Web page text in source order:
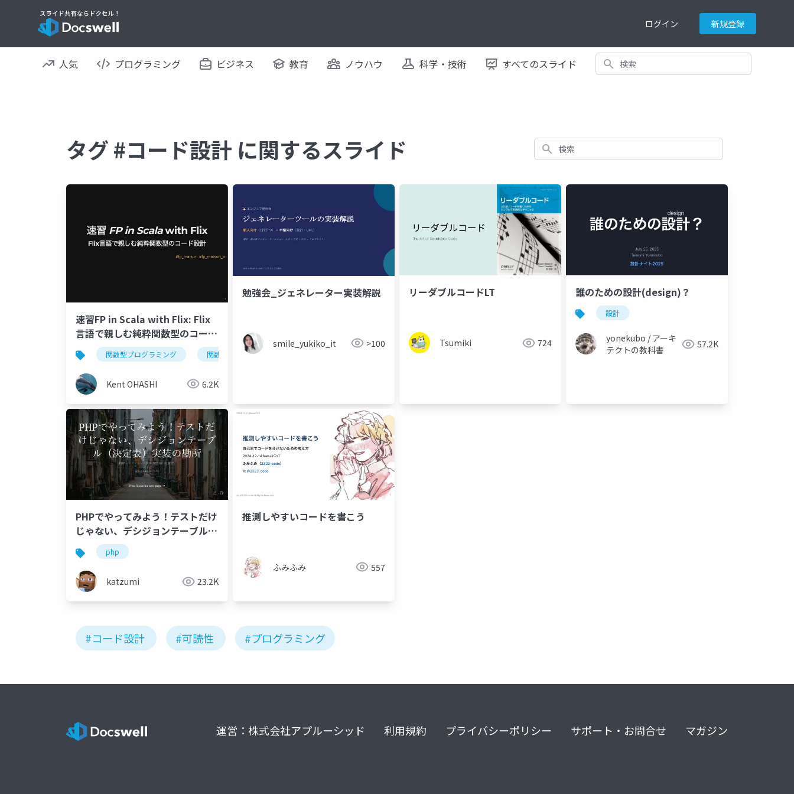
ログイン 新規登録
人気 プログラミング ビジネス 教育 ノウハウ 科学・技術 すべてのスライド 検索
タグ #コード設計 に関するスライド 検索
速習FP in Scala with Flix: Flix
言語で親しむ純粋関数型のコード
設計
関数型プログラミング 関数型言語
Kent OHASHI 6.2K
勉強会_ジェネレーター実装解説
smile_yukiko_it >100
リーダブルコードLT
Tsumiki 724
誰のための設計(design)？
設計
yonekubo / アーキ
テクトの教科書
57.2K
PHPでやってみよう！テストだけ
じゃない、デシジョンテーブル
（決定表）実装の勘所
php
katzumi 23.2K
推測しやすいコードを書こう
ふみふみ 557
#コード設計 #可読性 #プログラミング
運営：株式会社アプルーシッド 利用規約 プライバシーポリシー サポート・お問合せ マガジン